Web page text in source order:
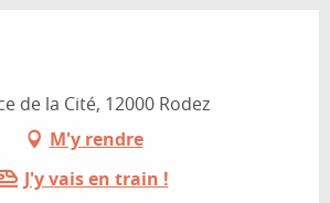
de la Cité, 12000 Rodez
M'y rendre
J'y vais en train !